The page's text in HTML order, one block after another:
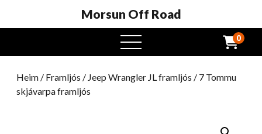
Morsun Off Road
Opinn
valmynd
0
Heim / Framljós / Jeep Wrangler JL framljós / 7 Tommu
skjávarpa framljós